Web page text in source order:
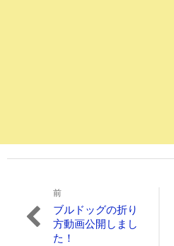
稿
前
過
去
の
ブルドッグの折り
方動画公開しまし
た！